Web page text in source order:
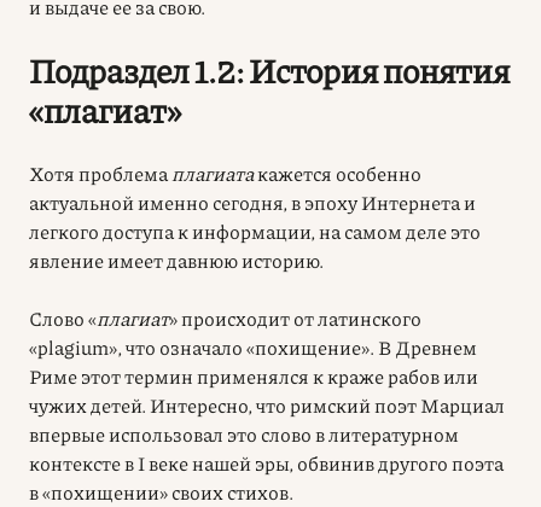
и выдаче ее за свою.
Подраздел 1.2: История понятия
«плагиат»
Хотя проблема плагиатакажется особенно
актуальной именно сегодня, в эпоху Интернета и
легкого доступа к информации, на самом деле это
явление имеет давнюю историю.
Слово «плагиат» происходит от латинского
«plagium», что означало «похищение». В Древнем
Риме этот термин применялся к краже рабов или
чужих детей. Интересно, что римский поэт Марциал
впервые использовал это слово в литературном
контексте в I веке нашей эры, обвинив другого поэта
в «похищении» своих стихов.